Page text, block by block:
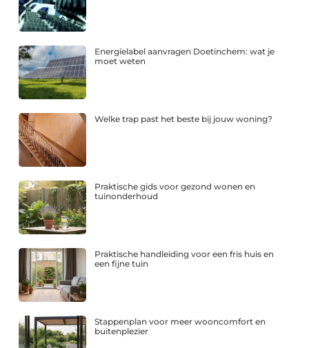
Energielabel aanvragen Doetinchem: wat je
moet weten
Welke trap past het beste bij jouw woning?
Praktische gids voor gezond wonen en
tuinonderhoud
Praktische handleiding voor een fris huis en
een fijne tuin
Stappenplan voor meer wooncomfort en
buitenplezier